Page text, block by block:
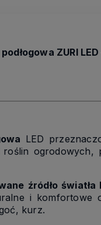
ZURI
LED
roślin
źródło
i komfortowe
kurz.